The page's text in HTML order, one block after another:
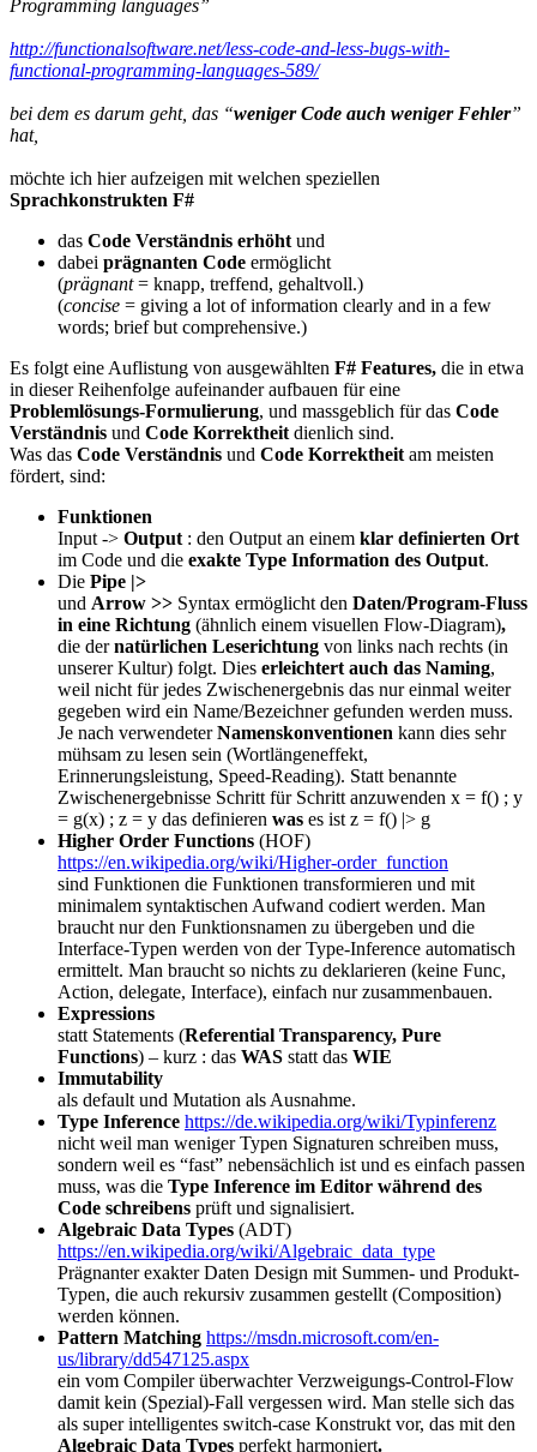
Programming languages”
http://functionalsoftware.net/less-code-and-less-bugs-with-
functional-programming-languages-589/
bei dem es darum geht, das “weniger Code auch weniger Fehler”
hat,
möchte ich hier aufzeigen mit welchen speziellen
Sprachkonstrukten F#
das Code Verständnis erhöht und
dabei prägnanten Code ermöglicht
(prägnant= knapp, treffend, gehaltvoll.)
(concise = giving a lot of information clearly and in a few
words; brief but comprehensive.)
Es folgt eine Auflistung von ausgewählten F# Features, die in etwa
in dieser Reihenfolge aufeinander aufbauen für eine
Problemlösungs-Formulierung, und massgeblich für das Code
Verständnis und Code Korrektheit dienlich sind.
Was das Code Verständnis und Code Korrektheit am meisten
fördert, sind:
Funktionen
Input -> Output : den Output an einem klar definierten Ort
im Code und die exakte Type Information des Output.
Die Pipe |>
und Arrow >> Syntax ermöglicht den Daten/Program-Fluss
in eine Richtung (ähnlich einem visuellen Flow-Diagram),
die dernatürlichen Leserichtung von links nach rechts (in
unserer Kultur) folgt. Dies erleichtert auch das Naming,
weil nicht für jedes Zwischenergebnis das nur einmal weiter
gegeben wird ein Name/Bezeichner gefunden werden muss.
Je nach verwendeterNamenskonventionen kann dies sehr
mühsam zu lesen sein (Wortlängeneffekt,
Erinnerungsleistung, Speed-Reading). Statt benannte
Zwischenergebnisse Schritt für Schritt anzuwenden x = f() ; y
= g(x) ; z = y das definieren was es ist z = f() |> g
Higher Order Functions (HOF)
https://en.wikipedia.org/wiki/Higher-order_function
sind Funktionen die Funktionen transformieren und mit
minimalem syntaktischen Aufwand codiert werden. Man
braucht nur den Funktionsnamen zu übergeben und die
Interface-Typen werden von der Type-Inference automatisch
ermittelt. Man braucht so nichts zu deklarieren (keine Func,
Action, delegate, Interface), einfach nur zusammenbauen.
Expressions
statt Statements (Referential Transparency, Pure
Functions) – kurz : das WAS statt das WIE
Immutability
als default und Mutation als Ausnahme.
Type Inference https://de.wikipedia.org/wiki/Typinferenz
nicht weil man weniger Typen Signaturen schreiben muss,
sondern weil es “fast” nebensächlich ist und es einfach passen
muss, was die Type Inference im Editor während des
Code schreibens prüft und signalisiert.
Algebraic Data Types (ADT)
https://en.wikipedia.org/wiki/Algebraic_data_type
Prägnanter exakter Daten Design mit Summen- und Produkt-
Typen, die auch rekursiv zusammen gestellt (Composition)
werden können.
Pattern Matching https://msdn.microsoft.com/en-
us/library/dd547125.aspx
ein vom Compiler überwachter Verzweigungs-Control-Flow
damit kein (Spezial)-Fall vergessen wird. Man stelle sich das
als super intelligentes switch-case Konstrukt vor, das mit den
Algebraic Data Types perfekt harmoniert.